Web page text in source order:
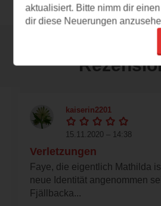
kaiserin2201
15.11.2020 – 14:38
Verletzungen
Faye, die eigentlich Mathilda
neue Identität angenommen
Fjällbacka...
aktualisiert. Bitte nimm dir
dir diese Neuerungen